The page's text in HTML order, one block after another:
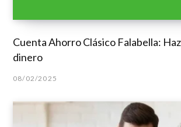
Cuenta Ahorro Clásico Falabella:
dinero
08/02/2025